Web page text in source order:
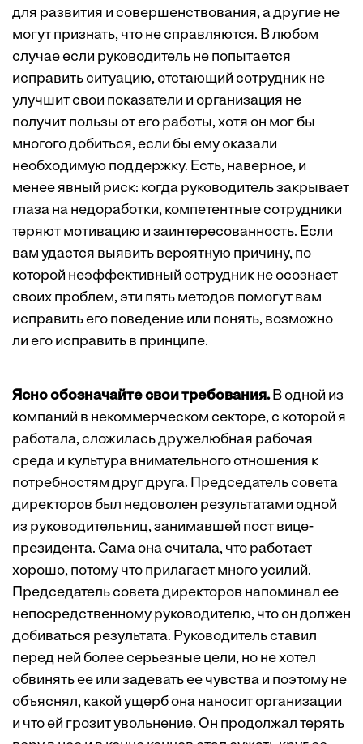
для развития и совершенствования, а другие не
могут признать, что не справляются. В любом
случае если руководитель не попытается
исправить ситуацию, отстающий сотрудник не
улучшит свои показатели и организация не
получит пользы от его работы, хотя он мог бы
многого добиться, если бы ему оказали
необходимую поддержку. Есть, наверное, и
менее явный риск: когда руководитель закрывает
глаза на недоработки, компетентные сотрудники
теряют мотивацию и заинтересованность. Если
вам удастся выявить вероятную причину, по
которой неэффективный сотрудник не осознает
своих проблем, эти пять методов помогут вам
исправить его поведение или понять, возможно
ли его исправить в принципе.
Ясно обозначайте свои требования.В одной из
компаний в некоммерческом секторе, с которой я
работала, сложилась дружелюбная рабочая
среда и культура внимательного отношения к
потребностям друг друга. Председатель совета
директоров был недоволен результатами одной
из руководительниц, занимавшей пост вице-
президента. Сама она считала, что работает
хорошо, потому что прилагает много усилий.
Председатель совета директоров напоминал ее
непосредственному руководителю, что он должен
добиваться результата. Руководитель ставил
перед ней более серьезные цели, но не хотел
обвинять ее или задевать ее чувства и поэтому не
объяснял, какой ущерб она наносит организации
и что ей грозит увольнение. Он продолжал терять